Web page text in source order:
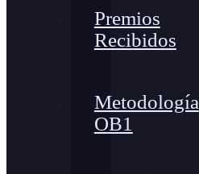
Premios
Recibidos
Metodología
OB1